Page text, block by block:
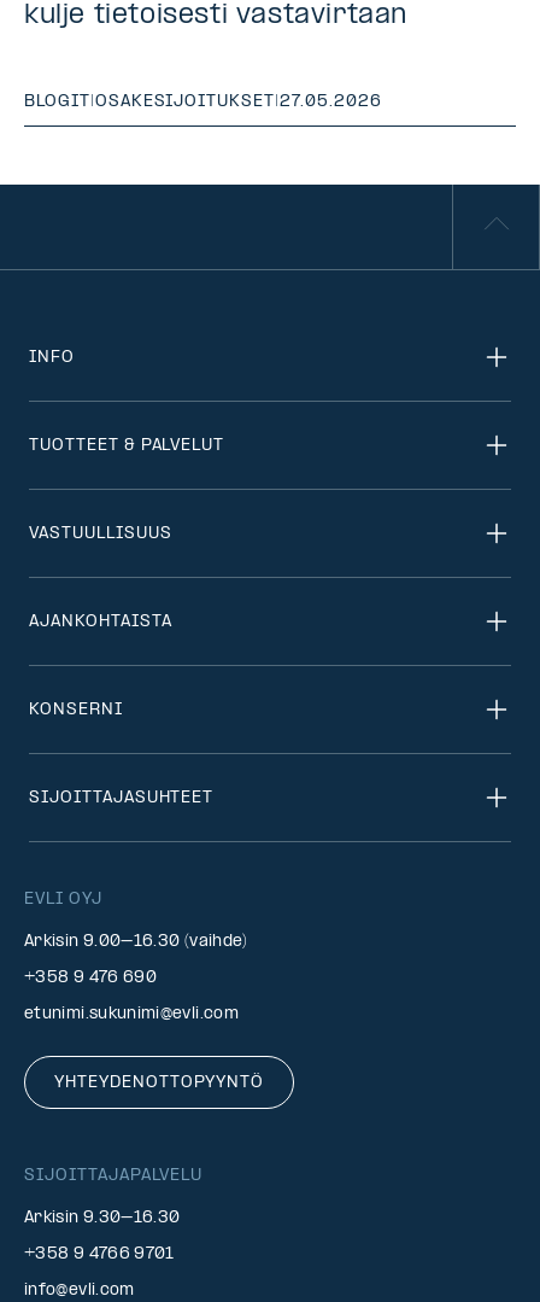
kulje tietoisesti vastavirtaan
BLOGIT |OSAKESIJOITUKSET |27.05.2026
EVLI OYJ
Arkisin 9.00–16.30 (vaihde)
+358 9 476 690
etunimi.sukunimi@evli.com
YHTEYDENOTTOPYYNTÖ
SIJOITTAJAPALVELU
Arkisin 9.30–16.30
+358 9 4766 9701
info@evli.com
INFO
TUOTTEET & PALVELUT
VASTUULLISUUS
AJANKOHTAISTA
KONSERNI
SIJOITTAJASUHTEET